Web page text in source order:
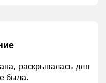
раскрывалась для
была.